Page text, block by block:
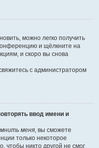
можно легко получить
и щёлкните на
и скоро вы снова
с администратором
ввод имени и
меня, вы сможете
только некоторое
чтобы никто другой не смог